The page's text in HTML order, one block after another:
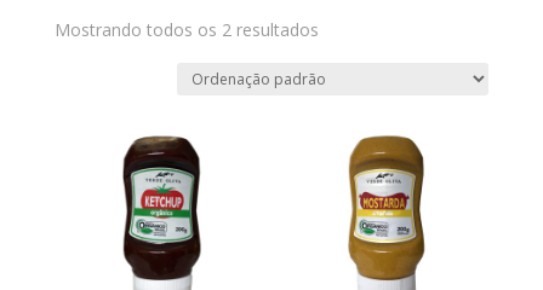
Mostrando todos os 2 resultados